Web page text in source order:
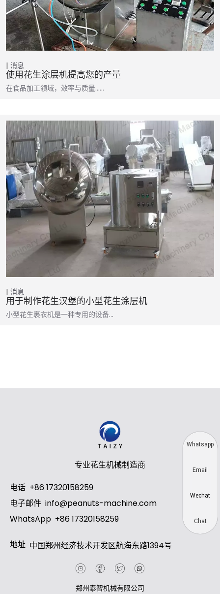
消息
使用花生涂层机提高您的产量
在食品加工领域，效率与质量……
消息
用于制作花生汉堡的小型花生涂层机
小型花生裹衣机是一种专用的设备…
专业花生机械制造商
电话 +86 17320158259
电子邮件 info@peanuts-machine.com
WhatsApp +86 17320158259
地址 中国郑州经济技术开发区航海东路1394号
郑州泰智机械有限公司
Whatsapp
Email
Wechat
Chat